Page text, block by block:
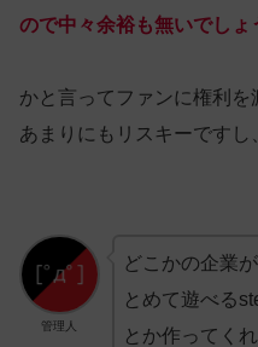
ので中々余裕も無いでしょ
かと言ってファンに権利
あまりにもリスキーですし
管理人
どこかの企業
とめて遊べる
とか作ってく